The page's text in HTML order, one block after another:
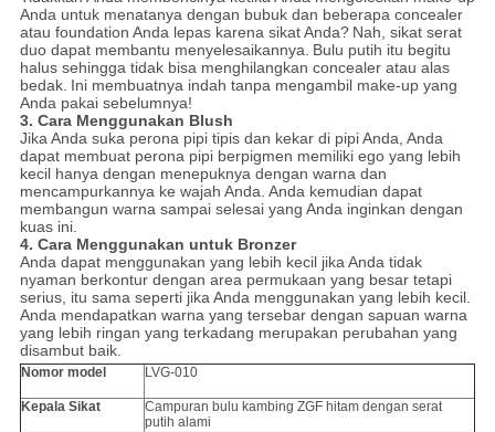
Anda untuk menatanya dengan bubuk dan beberapa concealer
atau foundation Anda lepas karena sikat Anda? Nah, sikat serat
duo dapat membantu menyelesaikannya. Bulu putih itu begitu
halus sehingga tidak bisa menghilangkan concealer atau alas
bedak. Ini membuatnya indah tanpa mengambil make-up yang
Anda pakai sebelumnya!
3. Cara Menggunakan Blush
Jika Anda suka perona pipi tipis dan kekar di pipi Anda, Anda
dapat membuat perona pipi berpigmen memiliki ego yang lebih
kecil hanya dengan menepuknya dengan warna dan
mencampurkannya ke wajah Anda. Anda kemudian dapat
membangun warna sampai selesai yang Anda inginkan dengan
kuas ini.
4. Cara Menggunakan untuk Bronzer
Anda dapat menggunakan yang lebih kecil jika Anda tidak
nyaman berkontur dengan area permukaan yang besar tetapi
serius, itu sama seperti jika Anda menggunakan yang lebih kecil.
Anda mendapatkan warna yang tersebar dengan sapuan warna
yang lebih ringan yang terkadang merupakan perubahan yang
disambut baik.
Nomor model LVG-010
Kepala Sikat
Campuran bulu kambing ZGF hitam dengan serat
putih alami